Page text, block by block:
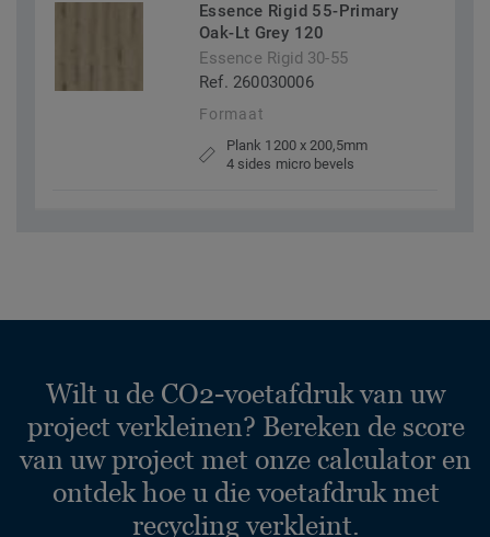
Essence Rigid 55-Primary
Oak-Lt Grey 120
Essence Rigid 30-55
Ref. 260030006
Formaat
Plank 1200 x 200,5mm
4 sides micro bevels
Wilt u de CO2-voetafdruk van uw
project verkleinen? Bereken de score
van uw project met onze calculator en
ontdek hoe u die voetafdruk met
recycling verkleint.